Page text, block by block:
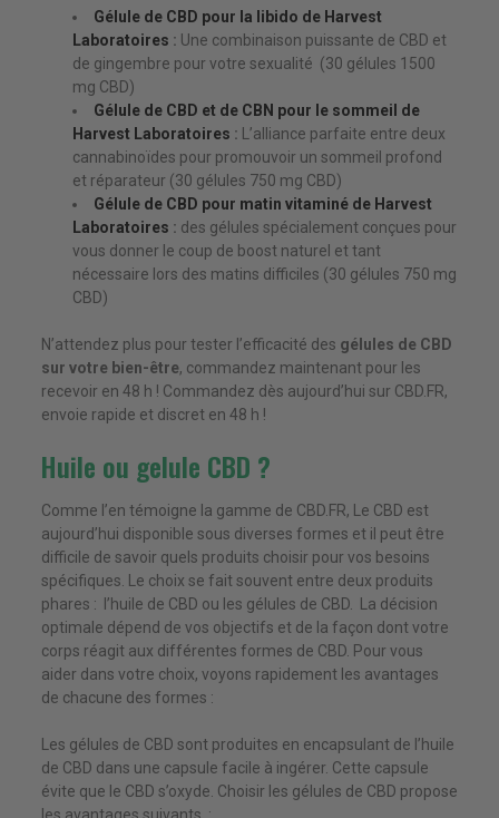
Gélule de CBD pour la libido de Harvest
Laboratoires : Une combinaison puissante de CBD et
de gingembre pour votre sexualité (30 gélules 1500
mg CBD)
Gélule de CBD et de CBN pour le sommeil de
Harvest Laboratoires : L’alliance parfaite entre deux
cannabinoïdes pour promouvoir un sommeil profond
et réparateur (30 gélules 750 mg CBD)
Gélule de CBD pour matin vitaminé de Harvest
Laboratoires : des gélules spécialement conçues pour
vous donner le coup de boost naturel et tant
nécessaire lors des matins difficiles (30 gélules 750 mg
CBD)
N’attendez plus pour tester l’efficacité des gélules de CBD
sur votre bien-être, commandez maintenant pour les
recevoir en 48 h ! Commandez dès aujourd’hui sur CBD.FR,
envoie rapide et discret en 48 h !
Huile ou gelule CBD ?
Comme l’en témoigne la gamme de CBD.FR, Le CBD est
aujourd’hui disponible sous diverses formes et il peut être
difficile de savoir quels produits choisir pour vos besoins
spécifiques. Le choix se fait souvent entre deux produits
phares : l’huile de CBD ou les gélules de CBD.
La décision
optimale dépend de vos objectifs et de la façon dont votre
corps réagit aux différentes formes de CBD. Pour vous
aider dans votre choix, voyons rapidement les avantages
de chacune des formes :
Les gélules de CBD sont produites en encapsulant de l’huile
de CBD dans une capsule facile à ingérer. Cette capsule
évite que le CBD s’oxyde. Choisir les gélules de CBD propose